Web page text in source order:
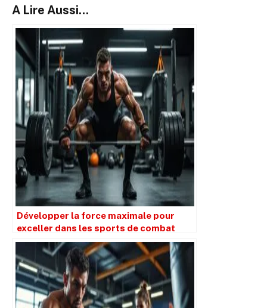
A Lire Aussi...
Développer la force maximale pour
exceller dans les sports de combat